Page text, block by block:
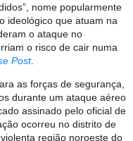
nome popularmente
ideológico que atuam na
o ataque no
o risco de cair numa
Post.
as forças de segurança,
durante um ataque aéreo
assinado pelo oficial de
ocorreu no distrito de
região noroeste do